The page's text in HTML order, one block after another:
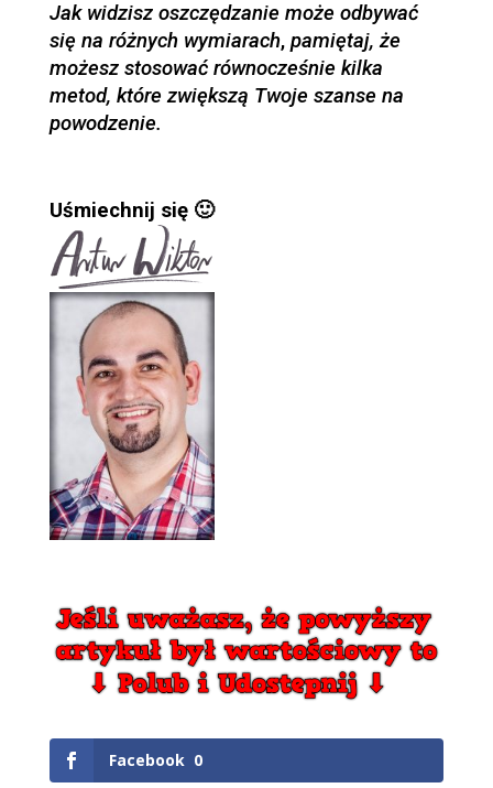
Jak widzisz oszczędzanie może odbywać
się na różnych wymiarach, pamiętaj, że
możesz stosować równocześnie kilka
metod, które zwiększą Twoje szanse na
powodzenie.
Uśmiechnij się 🙂
Facebook 0